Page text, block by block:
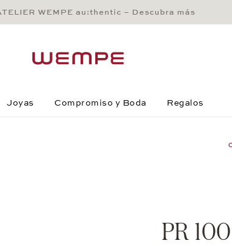
Main Content
Main Menu
Search
Footer
WEMPE au:thentic – Descubra más
Joyas Compromiso y Boda Regalos
PR